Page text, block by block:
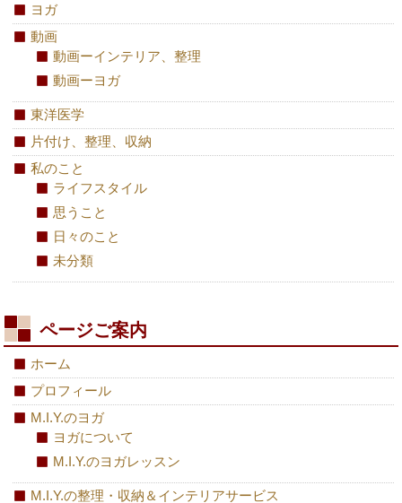
ヨガ
動画
動画ーインテリア、整理
動画ーヨガ
東洋医学
片付け、整理、収納
私のこと
ライフスタイル
思うこと
日々のこと
未分類
ページご案内
ホーム
プロフィール
M.I.Y.のヨガ
ヨガについて
M.I.Y.のヨガレッスン
M.I.Y.の整理・収納＆インテリアサービス